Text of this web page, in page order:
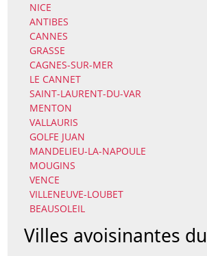
NICE
ANTIBES
CANNES
GRASSE
CAGNES-SUR-MER
LE CANNET
SAINT-LAURENT-DU-VAR
MENTON
VALLAURIS
GOLFE JUAN
MANDELIEU-LA-NAPOULE
MOUGINS
VENCE
VILLENEUVE-LOUBET
BEAUSOLEIL
Villes avoisinantes